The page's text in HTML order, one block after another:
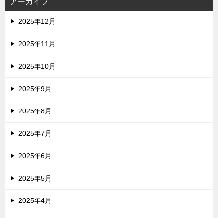
アーカイブ
2025年12月
2025年11月
2025年10月
2025年9月
2025年8月
2025年7月
2025年6月
2025年5月
2025年4月